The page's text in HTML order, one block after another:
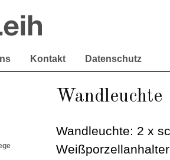
Kontakt Datenschutz
Wandleuchte: 2 x